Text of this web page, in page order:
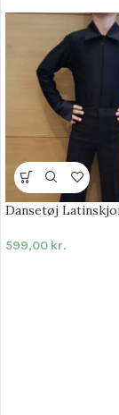
Dansetøj
599,00 kr.